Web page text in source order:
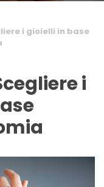
i gioielli in base
i